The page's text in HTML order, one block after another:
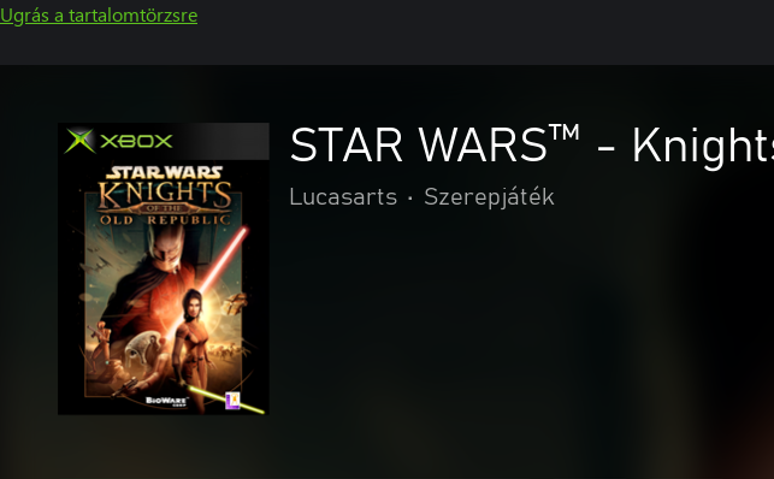
Ugrás a tartalomtörzsre
STAR WARS™ -
Lucasarts • Szerepjáték